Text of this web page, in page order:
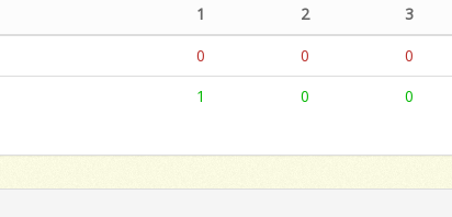
1 2 3
0 0 0
1 0 0